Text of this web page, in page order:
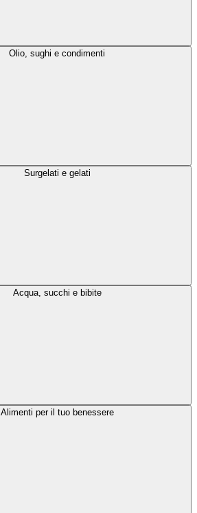
Olio, sughi e condimenti
Surgelati e gelati
Acqua, succhi e bibite
Alimenti per il tuo benessere